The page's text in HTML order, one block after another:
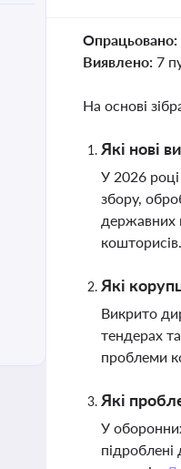
Опрацьовано:
Виявлено: 7
На основі
Які нові
У 2026
збору,
державних
кошторисів.
Які
Викрито
тендерах
проблеми
Які
У
підроблені